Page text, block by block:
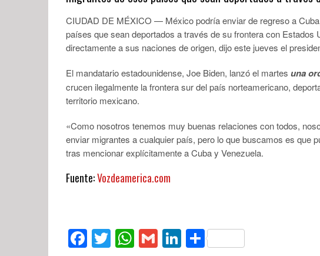
CIUDAD DE MÉXICO — México podría enviar de regreso a
países que sean deportados a través de su frontera con Estados
directamente a sus naciones de origen, dijo este jueves el
El mandatario estadounidense, Joe Biden, lanzó el martes una
crucen ilegalmente la frontera sur del país norteamericano,
territorio mexicano.
«Como nosotros tenemos muy buenas relaciones con todos,
enviar migrantes a cualquier país, pero lo que buscamos es que
tras mencionar explícitamente a Cuba y Venezuela.
Fuente:Vozdeamerica.com
Facebook
Twitter
WhatsApp
GmailLinkedIn
Compartir